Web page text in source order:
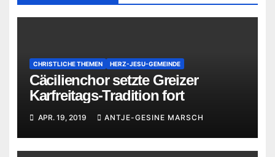
CHRISTLICHE THEMEN HERZ-JESU-GEMEINDE
Cäcilienchor setzte Greizer
Karfreitags-Tradition fort
APR. 19, 2019 ANTJE-GESINE MARSCH